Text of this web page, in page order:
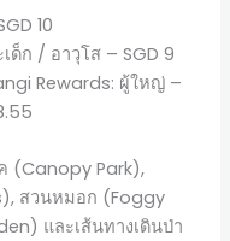
10
ด็ก / อาวุโส – SGD 9
Rewards: ผู้ใหญ่ –
(Canopy Park),
สวนหมอก (Foggy
และเส้นทางเดินป่า